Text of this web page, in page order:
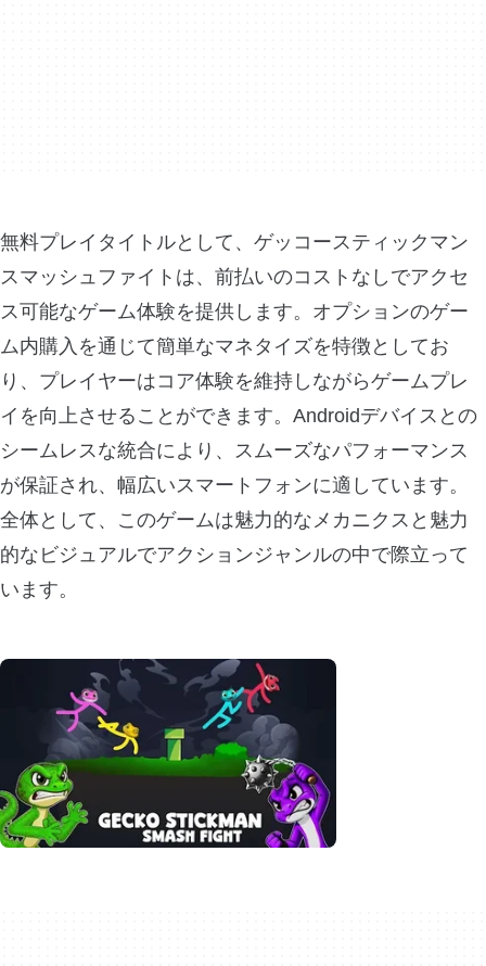
無料プレイタイトルとして、ゲッコースティックマン
スマッシュファイトは、前払いのコストなしでアクセ
ス可能なゲーム体験を提供します。オプションのゲー
ム内購入を通じて簡単なマネタイズを特徴としてお
り、プレイヤーはコア体験を維持しながらゲームプレ
イを向上させることができます。Androidデバイスとの
シームレスな統合により、スムーズなパフォーマンス
が保証され、幅広いスマートフォンに適しています。
全体として、このゲームは魅力的なメカニクスと魅力
的なビジュアルでアクションジャンルの中で際立って
います。